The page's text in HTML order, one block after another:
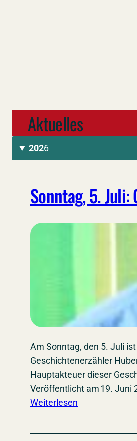
Aktuelles
2026
Sonntag, 5.
Am Sonntag, den 5. Juli
Geschichtenerzähler
Hauptakteuer dieser
Veröffentlicht am 19. Juni
Weiterlesen